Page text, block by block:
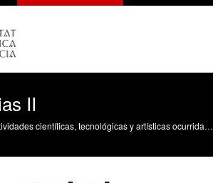
II
Divulgación de las actividades científicas, tecnológicas y artísticas ocurridas en los tres campus de la UPV